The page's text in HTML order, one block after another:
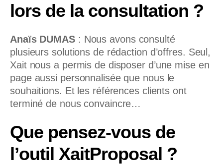
lors de la consultation ?
Anaïs DUMAS: Nous avons consulté
plusieurs solutions de rédaction d’offres. Seul,
Xait nous a permis de disposer d’une mise en
page aussi personnalisée que nous le
souhaitions. Et les références clients ont
terminé de nous convaincre…
Que pensez-vous de
l’outil XaitProposal ?